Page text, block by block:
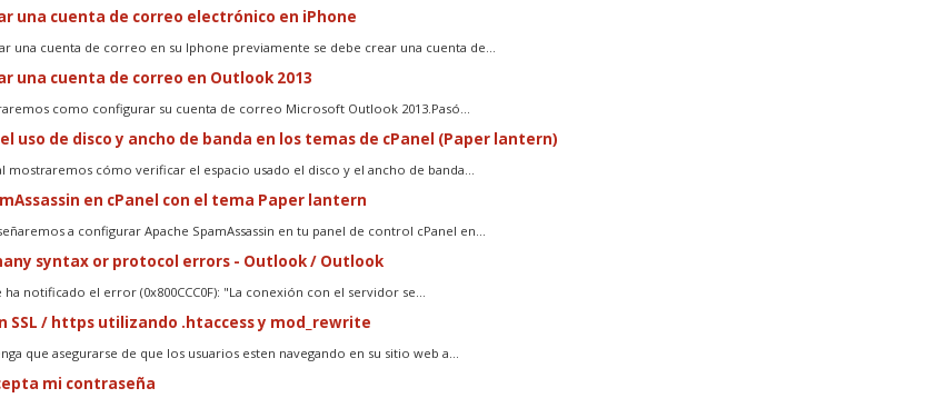
una cuenta de correo electrónico en iPhone
una cuenta de correo en su Iphone previamente se debe crear una cuenta de...
una cuenta de correo en Outlook 2013
como configurar su cuenta de correo Microsoft Outlook 2013.Pasó...
uso de disco y ancho de banda en los temas de cPanel (Paper lantern)
mostraremos cómo verificar el espacio usado el disco y el ancho de banda...
en cPanel con el tema Paper lantern
a configurar Apache SpamAssassin en tu panel de control cPanel en...
syntax or protocol errors - Outlook / Outlook
ha notificado el error (0x800CCC0F): "La conexión con el servidor se...
SSL / https utilizando .htaccess y mod_rewrite
que asegurarse de que los usuarios esten navegando en su sitio web a...
mi contraseña